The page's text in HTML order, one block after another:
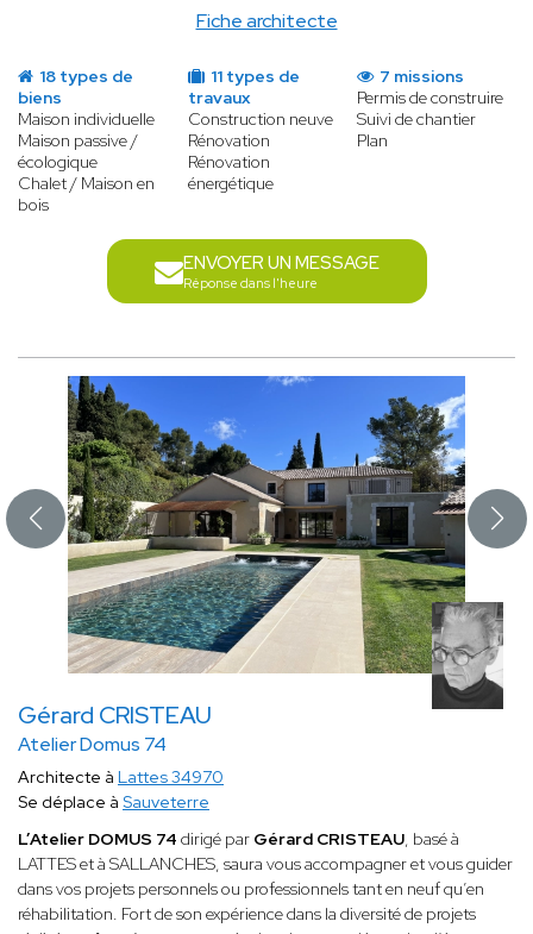
Fiche architecte
18 types de
biens
Maison individuelle
Maison passive /
écologique
Chalet / Maison en
bois
11 types de
travaux
Construction neuve
Rénovation
Rénovation
énergétique
7 missions
Permis de construire
Suivi de chantier
Plan
ENVOYER UN MESSAGE
Réponse dans l'heure
Gérard CRISTEAU
Atelier Domus 74
Architecte à Lattes 34970
Se déplace à Sauveterre
L’Atelier DOMUS 74 dirigé par Gérard CRISTEAU, basé à
LATTES et à SALLANCHES, saura vous accompagner et vous guider
dans vos projets personnels ou professionnels tant en neuf qu’en
réhabilitation. Fort de son expérience dans la diversité de projets